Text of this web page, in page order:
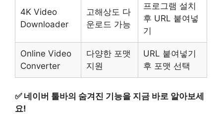
4K Video
Downloader
고해상도 다
운로드 가능
프로그램 설치
후 URL 붙여넣
기
Online Video
Converter
다양한 포맷
지원
URL 붙여넣기
후 포맷 선택
✅ 네이버 툴바의 숨겨진 기능을 지금 바로 알아보세
요!